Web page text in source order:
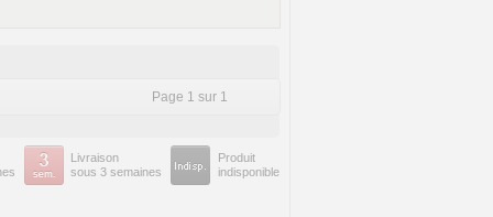
Page 1 sur 1
Livraison
sous 3 semaines
Produit
indisponible